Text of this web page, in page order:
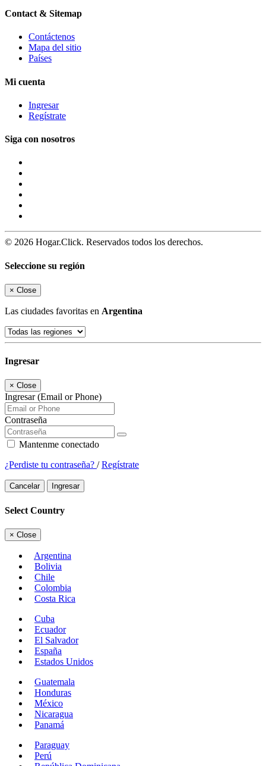
Contact & Sitemap
Contáctenos
Mapa del sitio
Países
Mi cuenta
Ingresar
Regístrate
Siga con nosotros
© 2026 Hogar.Click. Reservados todos los derechos.
Seleccione su región
× Close
Las ciudades favoritas en Argentina
Ingresar
× Close
Ingresar (Email or Phone)
Contraseña
Mantenme conectado
¿Perdiste tu contraseña? /Regístrate
Cancelar Ingresar
Select Country
× Close
Argentina
Bolivia
Chile
Colombia
Costa Rica
Cuba
Ecuador
El Salvador
España
Estados Unidos
Guatemala
Honduras
México
Nicaragua
Panamá
Paraguay
Perú